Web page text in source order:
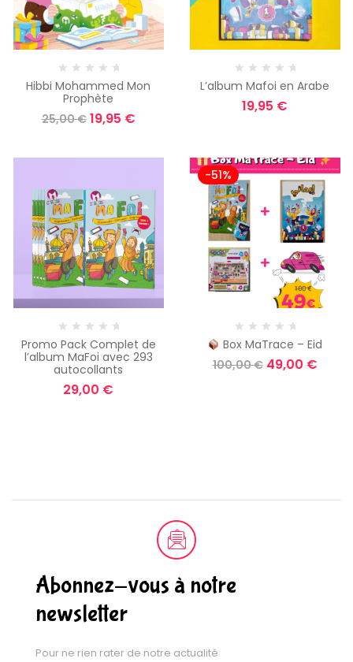
Hibbi Mohammed Mon
Prophète
25,00€ 19,95 €
L’album Mafoi en Arabe
19,95 €
Promo Pack Complet de
l’album MaFoi avec 293
autocollants
29,00 €
-51%
Box MaTrace – Eid
100,00€ 49,00 €
Abonnez-vous à notre
newsletter
Pour ne rien rater de notre actualité